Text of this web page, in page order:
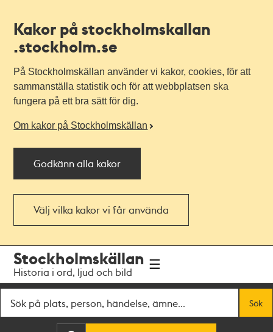
Kakor på stockholmskallan
.stockholm.se
På Stockholmskällan använder vi kakor, cookies, för att
sammanställa statistik och för att webbplatsen ska
fungera på ett bra sätt för dig.
Om kakor på Stockholmskällan
Godkänn alla kakor
Välj vilka kakor vi får använda
navigationen
huvudinnehållet
Stockholmskällan
Historia i ord, ljud och bild
Sök